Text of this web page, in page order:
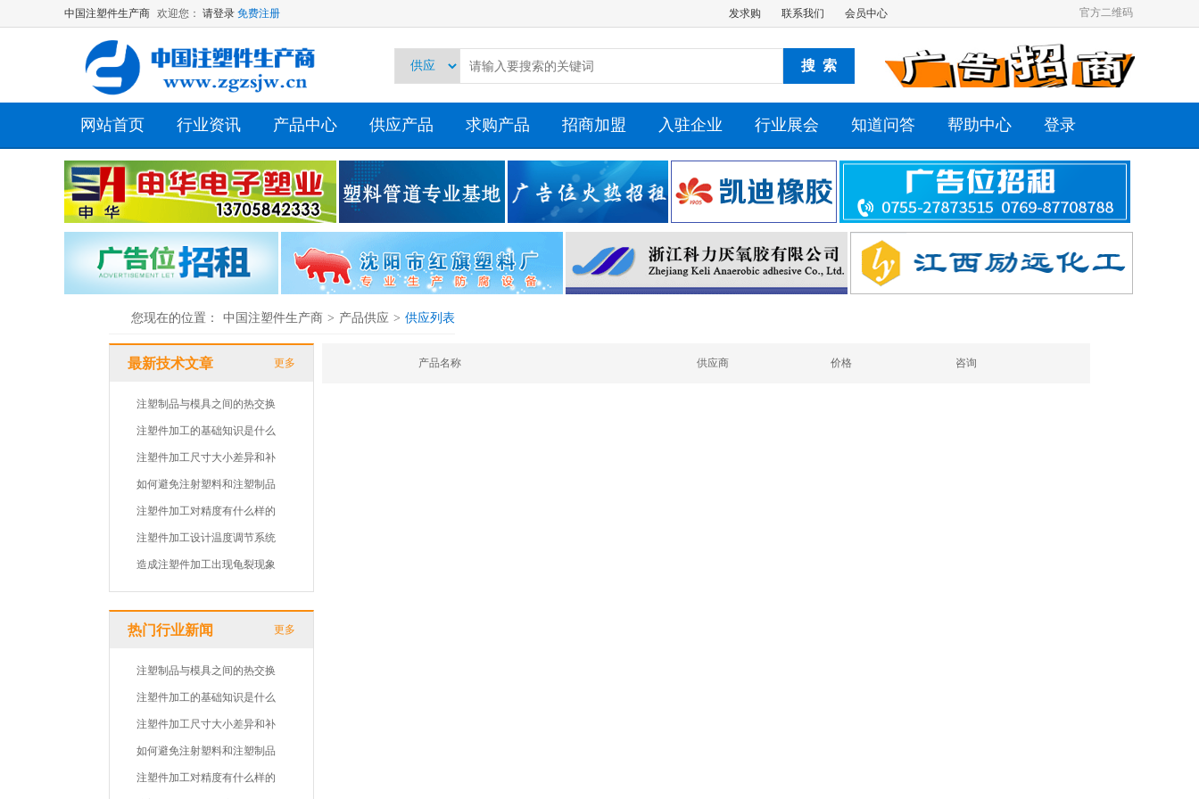
中国注塑件生产商 欢迎您： 请登录 免费注册 发求购 联系我们 会员中心 官方二维码
网站首页 行业资讯 产品中心 供应产品 求购产品 招商加盟 入驻企业 行业展会 知道问答 帮助中心 登录
您现在的位置： 中国注塑件生产商 > 产品供应 > 供应列表
最新技术文章 更多
注塑制品与模具之间的热交换
注塑件加工的基础知识是什么
注塑件加工尺寸大小差异和补
如何避免注射塑料和注塑制品
注塑件加工对精度有什么样的
注塑件加工设计温度调节系统
造成注塑件加工出现龟裂现象
热门行业新闻 更多
注塑制品与模具之间的热交换
注塑件加工的基础知识是什么
注塑件加工尺寸大小差异和补
如何避免注射塑料和注塑制品
注塑件加工对精度有什么样的
产品名称 供应商 价格 咨询